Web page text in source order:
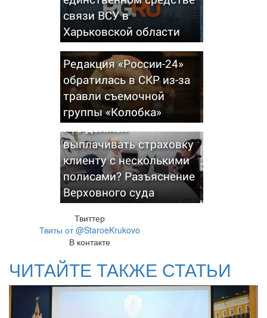
связи ВСУ в
Харьковской области
Редакция «России-24»
обратилась в СКР из-за
травли съемочной
группы «Колобка»
Кто должен
выплачивать страховку
клиенту с несколькими
полисами? Разъяснение
Верховного суда
Твиттер
Твиты от @StaroeKrukovo
В контакте
ЧИТАЙТЕ ТАКЖЕ СТАТЬИ